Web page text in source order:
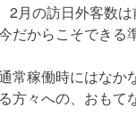
月の訪日外客数
だからこそできる
常稼働時にはなか
方々への、おもて